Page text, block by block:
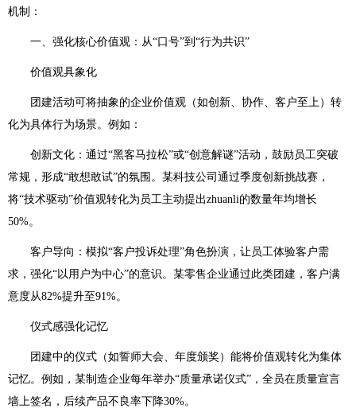
机制：
一、强化核心价值观：从“口号”到“行为共识”
价值观具象化
团建活动可将抽象的企业价值观（如创新、协作、客户至上）转
化为具体行为场景。例如：
创新文化：通过“黑客马拉松”或“创意解谜”活动，鼓励员工突破
常规，形成“敢想敢试”的氛围。某科技公司通过季度创新挑战赛，
将“技术驱动”价值观转化为员工主动提出zhuanli的数量年均增长
50%。
客户导向：模拟“客户投诉处理”角色扮演，让员工体验客户需
求，强化“以用户为中心”的意识。某零售企业通过此类团建，客户满
意度从82%提升至91%。
仪式感强化记忆
团建中的仪式（如誓师大会、年度颁奖）能将价值观转化为集体
记忆。例如，某制造企业每年举办“质量承诺仪式”，全员在质量宣言
墙上签名，后续产品不良率下降30%。